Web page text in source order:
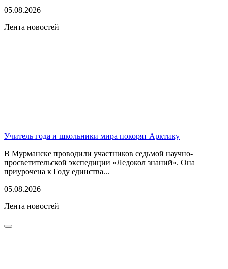
05.08.2026
Лента новостей
Учитель года и школьники мира покорят Арктику
В Мурманске проводили участников седьмой научно-
просветительской экспедиции «Ледокол знаний». Она
приурочена к Году единства...
05.08.2026
Лента новостей